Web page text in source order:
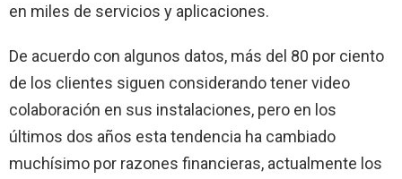
en miles de servicios y aplicaciones.
De acuerdo con algunos datos, más del 80 por ciento
de los clientes siguen considerando tener video
colaboración en sus instalaciones, pero en los
últimos dos años esta tendencia ha cambiado
muchísimo por razones financieras, actualmente los